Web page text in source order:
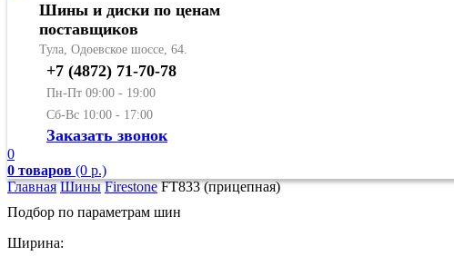
Шины и диски по ценам
поставщиков
Тула, Одоевское шоссе, 64.
+7 (4872) 71-70-78
Пн-Пт 09:00 - 19:00
Сб-Вс 10:00 - 17:00
Заказать звонок
0
0 товаров (0 р.)
Главная Шины FirestoneFT833 (прицепная)
Подбор по параметрам шин
Ширина: